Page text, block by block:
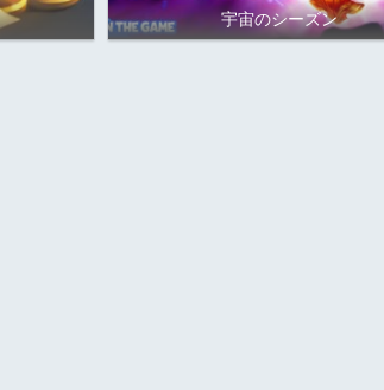
宇宙のシーズン